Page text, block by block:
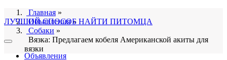
ЛУЧШИЙ СПОСОБ НАЙТИ ПИТОМЦА
Объявления
Главная »
Объявления»
Собаки »
Вязка: Предлагаем кобеля Американской акиты для
вязки